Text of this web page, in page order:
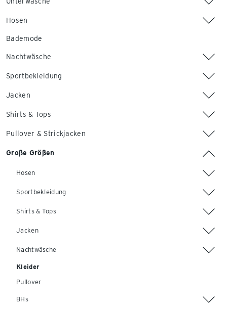
Hosen
Bademode
Nachtwäsche
Sportbekleidung
Jacken
Shirts & Tops
Pullover & Strickjacken
Große Größen
Hosen
Sportbekleidung
Shirts & Tops
Jacken
Nachtwäsche
Kleider
Pullover
BHs